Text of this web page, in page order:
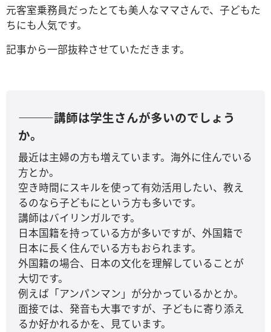
元客室乗務員だったとても美人なママさんで、子どもた
ちにも人気です。
記事から一部抜粋させていただきます。
―――講師は学生さんが多いのでしょう
か。
最近は主婦の方も増えています。海外に住んでいる
方とか。
空き時間にスキルを使って有効活用したい、教え
るのなら子どもにという方も多いです。
講師はバイリンガルです。
日本国籍を持っている方が多いですが、外国籍で
日本に長く住んでいる方もおられます。
外国籍の場合、日本の文化を理解していることが
大切です。
例えば「アンパンマン」が分かっているかとか。
面接では、発音も大事ですが、子どもに寄り添え
るか好かれるかを、見ています。